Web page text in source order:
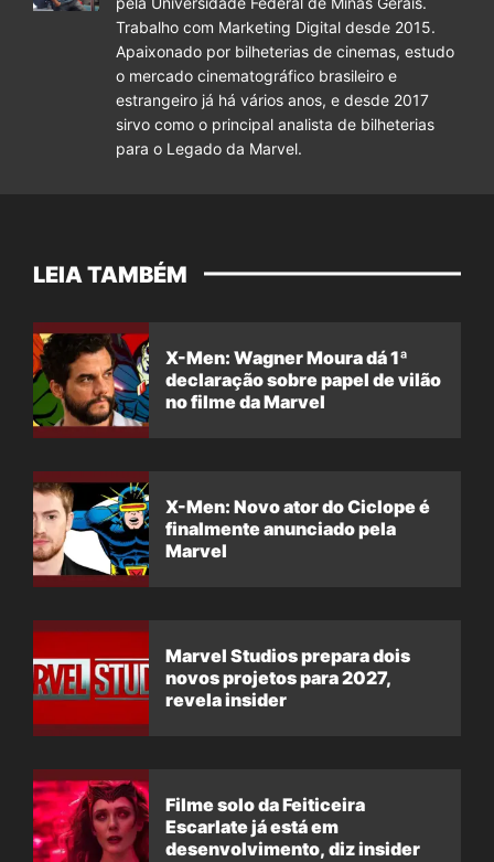
Trabalho com Marketing Digital desde 2015.
Apaixonado por bilheterias de cinemas, estudo
o mercado cinematográfico brasileiro e
estrangeiro já há vários anos, e desde 2017
sirvo como o principal analista de bilheterias
para o Legado da Marvel.
LEIA TAMBÉM
X-Men: Wagner Moura dá 1ª
declaração sobre papel de vilão
no filme da Marvel
X-Men: Novo ator do Ciclope é
finalmente anunciado pela
Marvel
Marvel Studios prepara dois
novos projetos para 2027,
revela insider
Filme solo da Feiticeira
Escarlate já está em
desenvolvimento, diz insider